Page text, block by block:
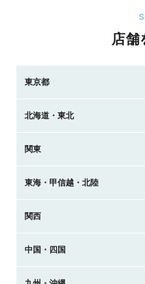
店舗
東京都
北海道・東北
関東
東海・甲信越・北陸
関西
中国・四国